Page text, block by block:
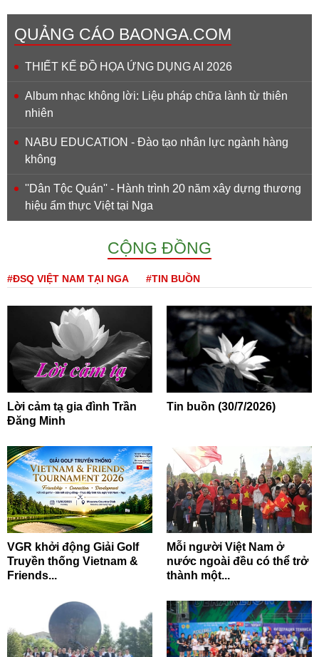
QUẢNG CÁO BAONGA.COM
THIẾT KẾ ĐỒ HỌA ỨNG DỤNG AI 2026
Album nhạc không lời: Liệu pháp chữa lành từ thiên
nhiên
NABU EDUCATION - Đào tạo nhân lực ngành hàng
không
''Dân Tộc Quán'' - Hành trình 20 năm xây dựng thương
hiệu ẩm thực Việt tại Nga
CỘNG ĐỒNG
#ĐSQ VIỆT NAM TẠI NGA #TIN BUỒN
Lời cảm tạ gia đình Trần
Đăng Minh
Tin buồn (30/7/2026)
VGR khởi động Giải Golf
Truyền thống Vietnam &
Friends...
Mỗi người Việt Nam ở
nước ngoài đều có thể trở
thành một...